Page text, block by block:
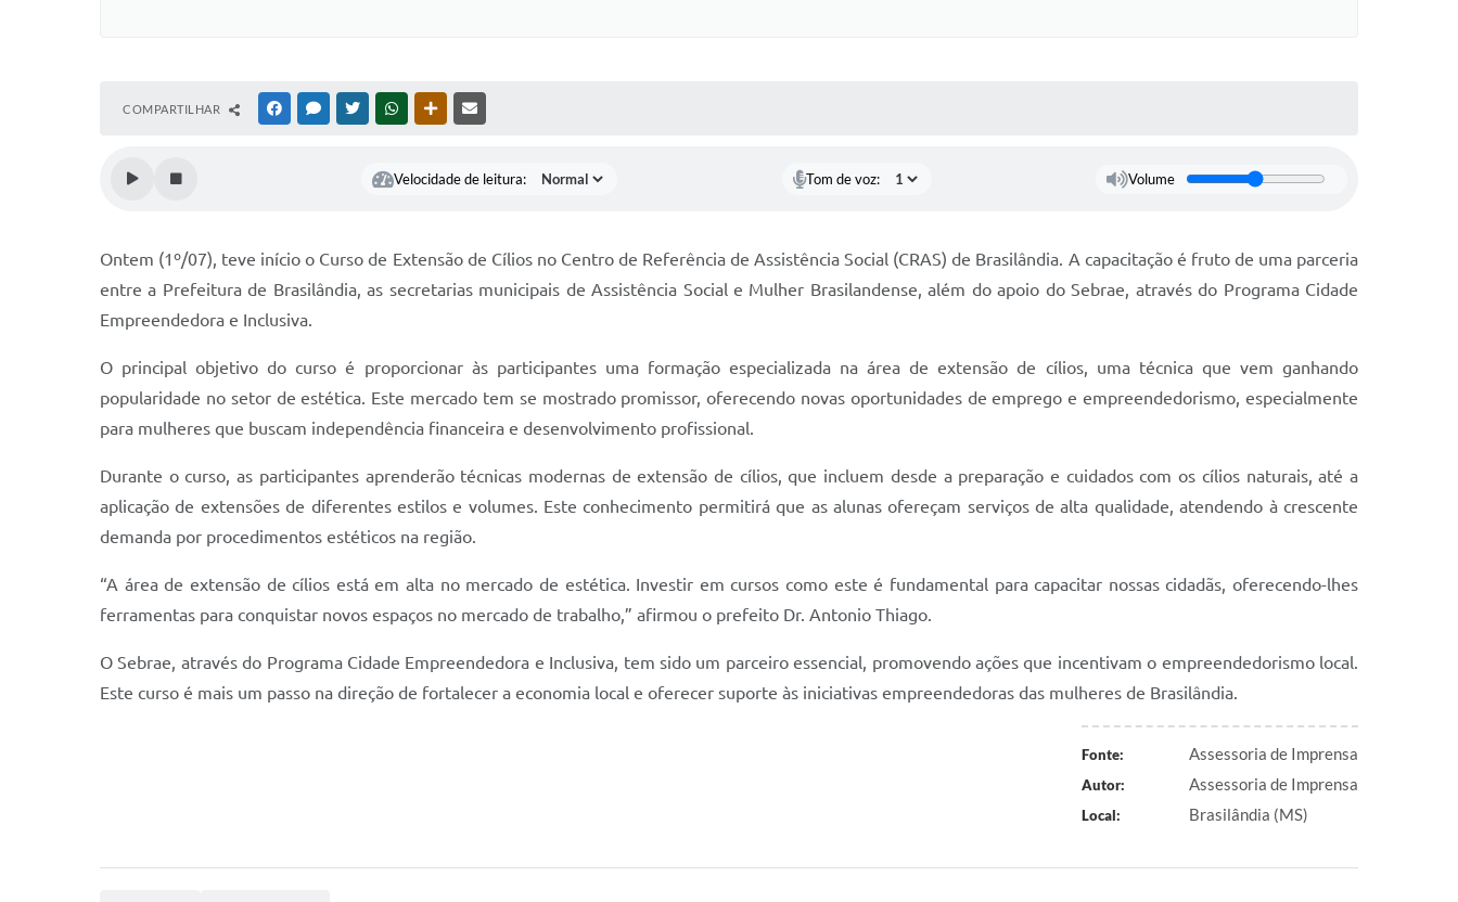
COMPARTILHAR FACEBOOKMESSENGER
TWITTERWHATSAPPOUTRAS MÍDIAS
Velocidade de leitura: Tom de voz: Volume
Ontem (1º/07), teve início o Curso de Extensão de Cílios no Centro de Referência de Assistência Social (CRAS) de Brasilândia. A capacitação é fruto de uma parceria
entre a Prefeitura de Brasilândia, as secretarias municipais de Assistência Social e Mulher Brasilandense, além do apoio do Sebrae, através do Programa Cidade
Empreendedora e Inclusiva.
O principal objetivo do curso é proporcionar às participantes uma formação especializada na área de extensão de cílios, uma técnica que vem ganhando
popularidade no setor de estética. Este mercado tem se mostrado promissor, oferecendo novas oportunidades de emprego e empreendedorismo, especialmente
para mulheres que buscam independência financeira e desenvolvimento profissional.
Durante o curso, as participantes aprenderão técnicas modernas de extensão de cílios, que incluem desde a preparação e cuidados com os cílios naturais, até a
aplicação de extensões de diferentes estilos e volumes. Este conhecimento permitirá que as alunas ofereçam serviços de alta qualidade, atendendo à crescente
demanda por procedimentos estéticos na região.
“A área de extensão de cílios está em alta no mercado de estética. Investir em cursos como este é fundamental para capacitar nossas cidadãs, oferecendo-lhes
ferramentas para conquistar novos espaços no mercado de trabalho,” afirmou o prefeito Dr. Antonio Thiago.
O Sebrae, através do Programa Cidade Empreendedora e Inclusiva, tem sido um parceiro essencial, promovendo ações que incentivam o empreendedorismo local.
Este curso é mais um passo na direção de fortalecer a economia local e oferecer suporte às iniciativas empreendedoras das mulheres de Brasilândia.
Fonte: Assessoria de Imprensa
Autor: Assessoria de Imprensa
Local: Brasilândia (MS)